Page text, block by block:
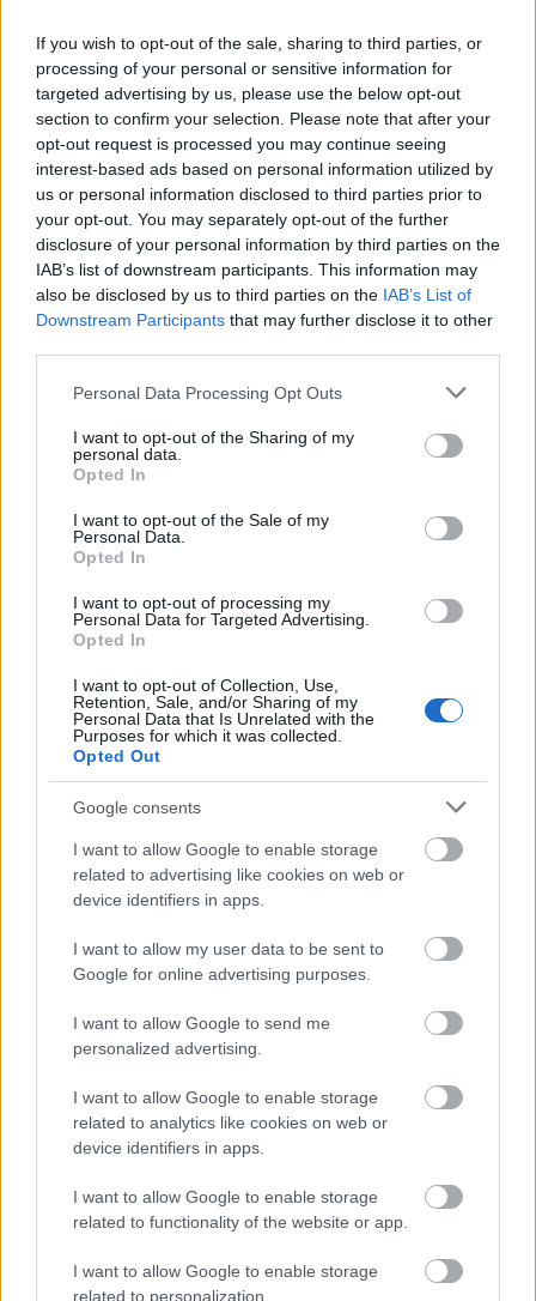
If you wish to opt-out of the sale, sharing to third parties, or
processing of your personal or sensitive information for
targeted advertising by us, please use the below opt-out
section to confirm your selection. Please note that after your
opt-out request is processed you may continue seeing
interest-based ads based on personal information utilized by
us or personal information disclosed to third parties prior to
your opt-out. You may separately opt-out of the further
disclosure of your personal information by third parties on the
IAB’s list of downstream participants. This information may
also be disclosed by us to third parties on the IAB’s List of
Downstream Participants that may further disclose it to other
Please note that this website/app uses one or more Google
not limited to your visit or usage behaviour. You may click to
grant or deny consent to Google and its third-party tags to
use your data for below specified purposes in below Google
consent section.
Personal Data Processing Opt Outs
I want to opt-out of the Sharing of my
personal data.
Opted In
I want to opt-out of the Sale of my
Personal Data.
Opted In
I want to opt-out of processing my
Personal Data for Targeted Advertising.
Opted In
I want to opt-out of Collection, Use,
Retention, Sale, and/or Sharing of my
Personal Data that Is Unrelated with the
Purposes for which it was collected.
Opted Out
Google consents
I want to allow Google to enable storage
related to advertising like cookies on web or
device identifiers in apps.
I want to allow my user data to be sent to
Google for online advertising purposes.
I want to allow Google to send me
personalized advertising.
I want to allow Google to enable storage
related to analytics like cookies on web or
device identifiers in apps.
I want to allow Google to enable storage
related to functionality of the website or app.
I want to allow Google to enable storage
related to personalization.
egyik legjobb lehetséges csatorna.
A cím utal arra, hogy történelmünk úgy
hagyományozódik ránk, akár egy freskó töredékei.
Le kell fejtenünk, és össze kell raknunk, hogy
kirajzolódjon az egész. Ugyanakkor freskó a kultúra
szempontjából is: hogy élt tovább régi, öröklött
táncunk a népzenével, majd a Kodály, Bartók által
feldolgozott magyar dallamokkal, és a 20. század
néptánc mozgalmában újjáéledt énekelt verssel való
szimbiózisban.Mihályi Gáborrendező így tehát
tartalmas, gondolatgazdag darabot teremtett.
Sikerült modern formában kifejeznie a
hagyományosat. Sikeresen hozza ezáltal közel a ma
nézőjéhez a néptáncot és népzenét. Rendkívül finom
ízléssel, szakmáját értve tudta mindezt létrehozni. A
ruhák is ezt a modernséget fejezik ki: utalnak a
népviselet formájára, de anyagukat,
rétegzettségüket és kötöttségüket nem veszik át.
Könnyű, szálló, mély bordó ruhákat viselnek a
táncosok egyforma lebegő zöld sálakkal.
ritmusban követi egymást körtánc, nők, férfiak páros
illetve kombinált csapattánca, majd szólótáncosok
kiválása a körből. A darabból ezúttal csak
részleteket mutattak be, az eredeti még hosszabb
lenne. Amit most láthattunk, annak nagyobb része
Weöres Sándorversére. A vers az idő, az élet
körforgásáról szól, ez jó támpont volt a
koreográfiának, ugyanakkor értelmileg kissé
összemosta a darabot. Ennek ellenére nagy érzelmi
lelkesedést váltott ki az együttes: mosolyuk,
erőbedobásuk megnyerte a közönséget, olyannyira,
hogy egy ráadással vissza is jöttek.
Az estetBozsik Yvette Társulatának
’Miss Julie’
című darabja zárta. A műnek idén tavasszal volt a
bemutatója, tehát nagyon friss; és nem kapott túl jó
’Csodálatos Mandarin’, Bozsiknak most ez az
adaptációja is totálisan elment a szexualitás
inkább helye volt, bár már ott is nagyon sokan